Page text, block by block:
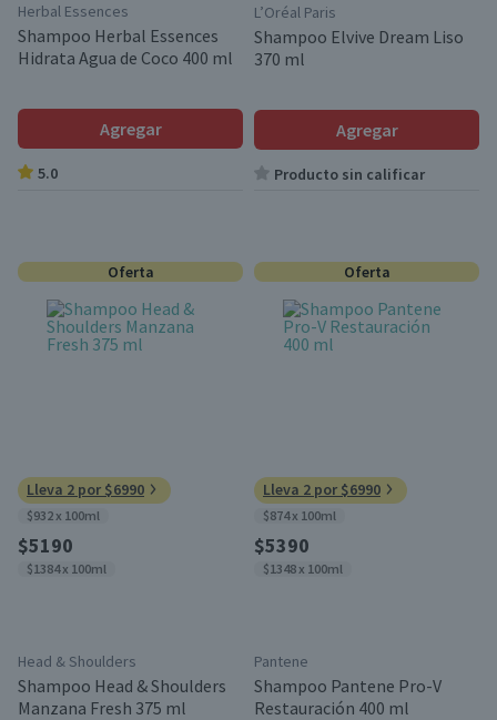
Herbal Essences
Shampoo Herbal Essences
Hidrata Agua de Coco 400 ml
Agregar
5.0
L’Oréal Paris
Shampoo Elvive Dream Liso
370 ml
Agregar
Producto sin calificar
Oferta
Lleva 2 por $6990
$932 x 100ml
$5190
$1384 x 100ml
Head & Shoulders
Shampoo Head & Shoulders
Manzana Fresh 375 ml
Oferta
Lleva 2 por $6990
$874 x 100ml
$5390
$1348 x 100ml
Pantene
Shampoo Pantene Pro-V
Restauración 400 ml